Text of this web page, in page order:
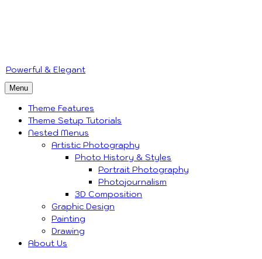
Powerful & Elegant
Menu
Theme Features
Theme Setup Tutorials
Nested Menus
Artistic Photography
Photo History & Styles
Portrait Photography
Photojournalism
3D Composition
Graphic Design
Painting
Drawing
About Us